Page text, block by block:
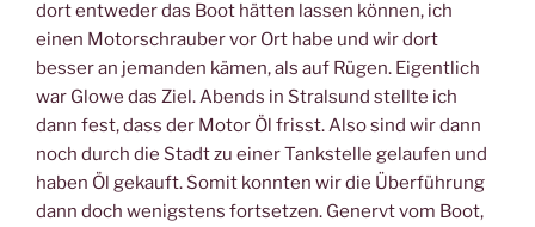
dort entweder das Boot hätten lassen können, ich
einen Motorschrauber vor Ort habe und wir dort
besser an jemanden kämen, als auf Rügen. Eigentlich
war Glowe das Ziel. Abends in Stralsund stellte ich
dann fest, dass der Motor Öl frisst. Also sind wir dann
noch durch die Stadt zu einer Tankstelle gelaufen und
haben Öl gekauft. Somit konnten wir die Überführung
dann doch wenigstens fortsetzen. Genervt vom Boot,